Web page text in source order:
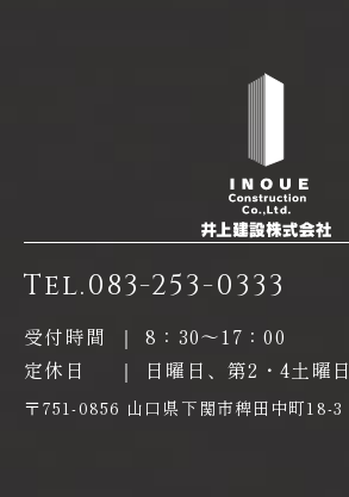
Tel.083-253-0333
受付時間 ｜
8：30〜17：00
定休日
｜ 日曜日、第2・4土曜日
〒751-0856 山口県下関市稗田中町18-3